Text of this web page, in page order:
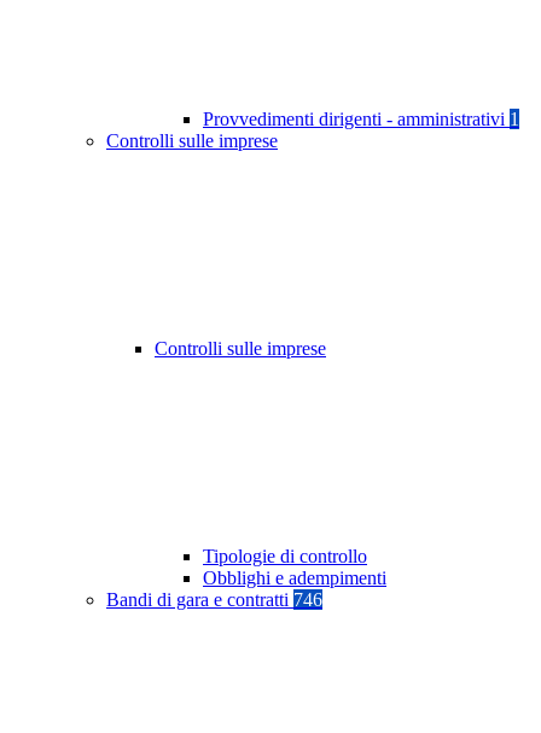
Provvedimenti dirigenti - amministrativi 1
Controlli sulle imprese
Controlli sulle imprese
Tipologie di controllo
Obblighi e adempimenti
Bandi di gara e contratti 746